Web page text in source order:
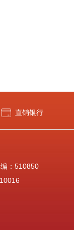
直销银行
：510850